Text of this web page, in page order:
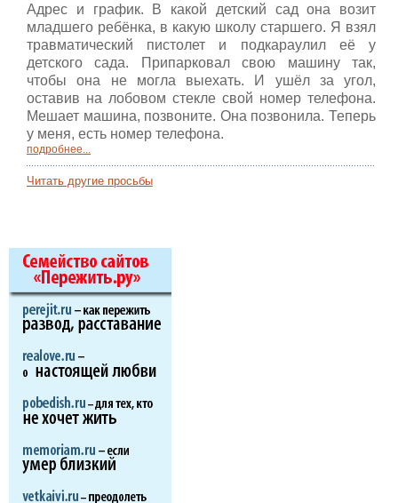
Адрес и график. В какой детский сад она возит
младшего ребёнка, в какую школу старшего. Я взял
травматический пистолет и подкараулил её у
детского сада. Припарковал свою машину так,
чтобы она не могла выехать. И ушёл за угол,
оставив на лобовом стекле свой номер телефона.
Мешает машина, позвоните. Она позвонила. Теперь
у меня, есть номер телефона.
подробнее...
Читать другие просьбы